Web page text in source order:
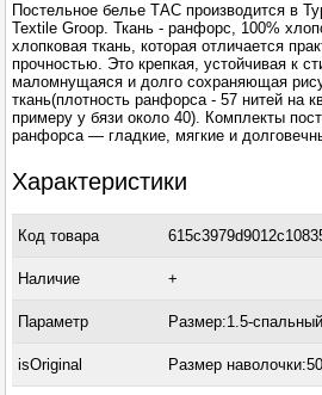
Постельное белье ТАС производится в
Textile Groop. Ткань - ранфорс, 100%
хлопковая ткань, которая отличается
прочностью. Это крепкая, устойчивая к
маломнущаяся и долго сохраняющая
ткань(плотность ранфорса - 57 нитей на
примеру у бязи около 40). Комплекты
ранфорса — гладкие, мягкие и
Характеристики
Код товара
Наличие +
Параметр Размер:1.5-спальный
isOriginal Размер